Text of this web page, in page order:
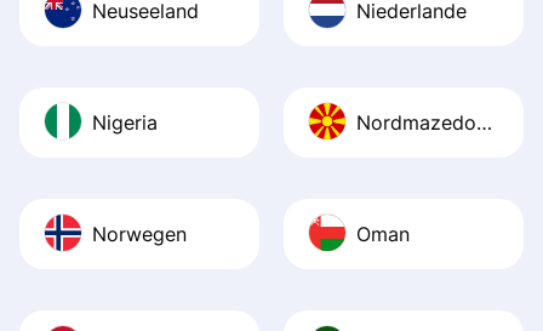
Neuseeland Niederlande
Nigeria Nordmazedonien
Norwegen Oman